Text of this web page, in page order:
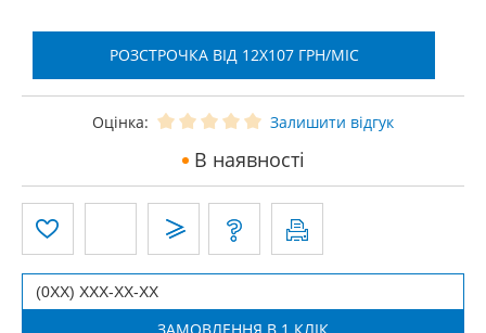
РОЗСТРОЧКА ВІД 12X107 ГРН/МІС
Оцінка: Залишити відгук
В наявності